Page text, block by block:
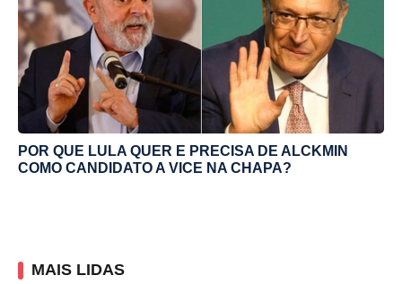
POR QUE LULA QUER E PRECISA DE ALCKMIN
COMO CANDIDATO A VICE NA CHAPA?
MAIS LIDAS